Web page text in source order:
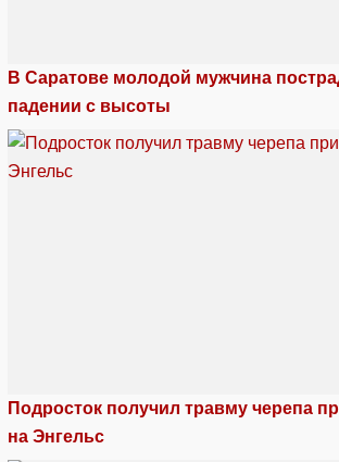
В Саратове молодой мужчина
падении с высоты
Подросток получил травму черепа
на Энгельс